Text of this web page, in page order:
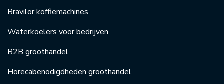
Bravilor koffiemachines
Waterkoelers voor bedrijven
B2B groothandel
Horecabenodigdheden groothandel